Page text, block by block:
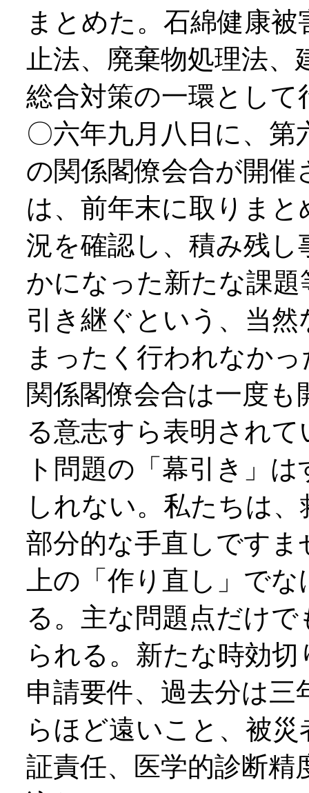
まとめた。石綿健康
止法、廃棄物処理法
総合対策の一環とし
〇六年九月八日に、
の関係閣僚会合が開
は、前年末に取りま
況を確認し、積み残
かになった新たな課
引き継ぐという、当
まったく行われなか
関係閣僚会合は一度
る意志すら表明され
ト問題の「幕引き」
しれない。私たちは
部分的な手直しです
上の「作り直し」で
る。主な問題点だけ
られる。新たな時効
申請要件、過去分は三
らほど遠いこと、被
証責任、医学的診断精